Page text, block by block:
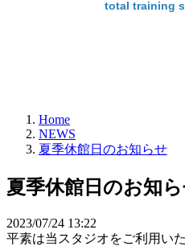
total training
Home
NEWS
夏季休館日のお知らせ
夏季休館日のお知
2023/07/24 13:22
平素は当スタジオをご利用い